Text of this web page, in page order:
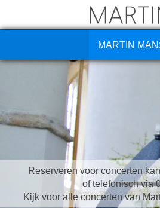
MARTIN
Reserveren voor concerten
of telefonisch via
Kijk voor alle concerten van